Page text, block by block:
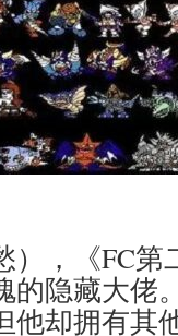
），《FC第
的隐藏大佬
他却拥有其